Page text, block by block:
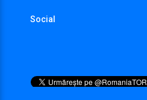
Social